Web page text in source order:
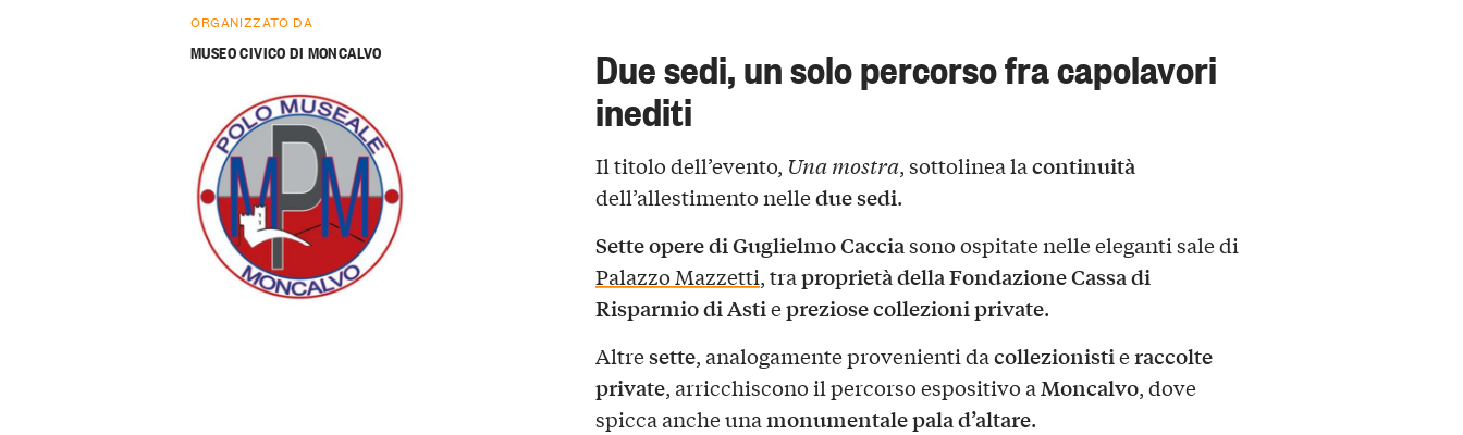
Due sedi, un solo percorso fra capolavori
inediti
Il titolo dell’evento, Una mostra, sottolinea lacontinuità
dell’allestimento nelledue sedi.
Sette opere di Guglielmo Cacciasono ospitate nelle eleganti sale di
Palazzo Mazzetti, traproprietà della Fondazione Cassa di
Risparmio di Astiepreziose collezioni private.
Altresette, analogamente provenienti dacollezionistieraccolte
private, arricchiscono il percorso espositivo aMoncalvo, dove
spicca anche unamonumentale pala d’altare.
ORGANIZZATO DA
MUSEO CIVICO DI MONCALVO